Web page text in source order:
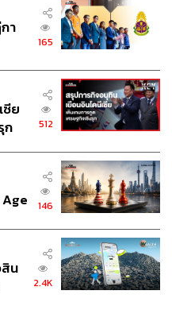
ที่แบรดเขียนบทและกำกับ
นานถึง 14 ปี แต่กระแส
าดรายรับรวมทั่วโลกไป
ยในเวลาเพียงสัปดาห์เดียว
ดตัวบนบ็อกซ์ออฟฟิศสูงถึง
ายเป็นภาพยนตร์แอนิเมชัน
ส่วนเสียงตอบรับก็อยู่ในแง่
ว็บไซต์ Rotten Tomatoes
งรับประกันความสำเร็จของ
าคต่อเรื่องนี้ที่คงมีลุ้นทั้งบน
จากเวทีต่างๆ อย่างแน่นอน
องแบรด เบิร์ด จากเด็กชาย
ามสำเร็จอย่างยิ่งใหญ่ด้วย
า
165
ซีย
ก
512
146
น
2.4K